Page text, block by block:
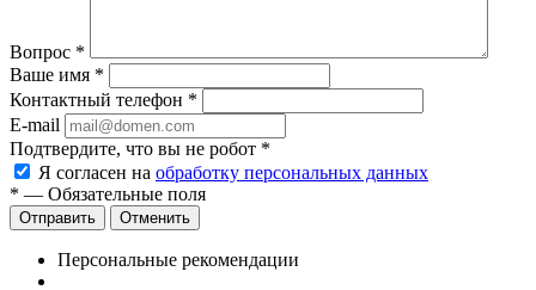
Вопрос *
Ваше имя *
Контактный телефон *
E-mail
Подтвердите, что вы не робот *
Я согласен на обработку персональных данных
* — Обязательные поля
Отменить
Персональные рекомендации